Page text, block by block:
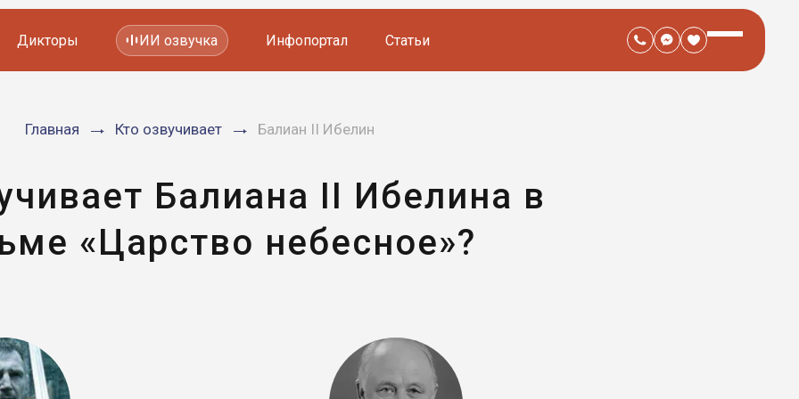
Мультфильмов
Дикторы ИИ озвучка Инфопортал Статьи
Главная Кто озвучивает Балиан II Ибелин
Балиана II Ибелина в
«Царство небесное»?